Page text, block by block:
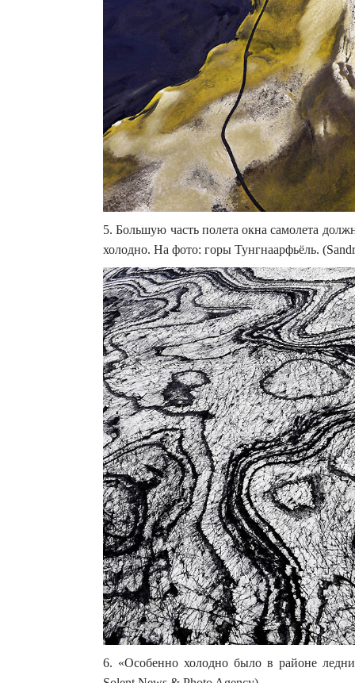
5. Большую часть полета окна самолета
холодно. На фото: горы Тунгнаарфьёль.
6. «Особенно холодно было в районе